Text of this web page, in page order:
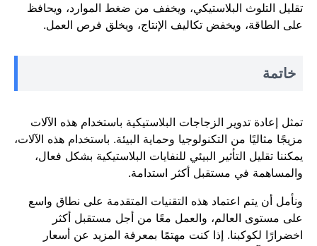
تقليل التلوث البلاستيكي، ويخفف من ضغط الموارد، ويحافظ
على الطاقة، ويخفض تكاليف الإنتاج، ويخلق فرص العمل.
خاتمة
تمثل إعادة تدوير الزجاجات البلاستيكية باستخدام هذه الآلات
مزيجًا مثاليًا من التكنولوجيا وحماية البيئة. باستخدام هذه الآلات،
يمكننا تقليل التأثير البيئي للنفايات البلاستيكية بشكل فعال،
والمساهمة في مستقبل أكثر استدامة.
ونأمل أن يتم اعتماد هذه التقنيات المتقدمة على نطاق واسع
على مستوى العالم، والعمل معًا من أجل مستقبل أكثر
اخضرارًا لكوكبنا. إذا كنت مهتمًا بمعرفة المزيد عن أسعار